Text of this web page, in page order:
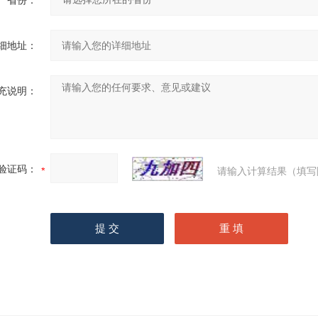
地址：
说明：
证码： 请输入计算结果（填